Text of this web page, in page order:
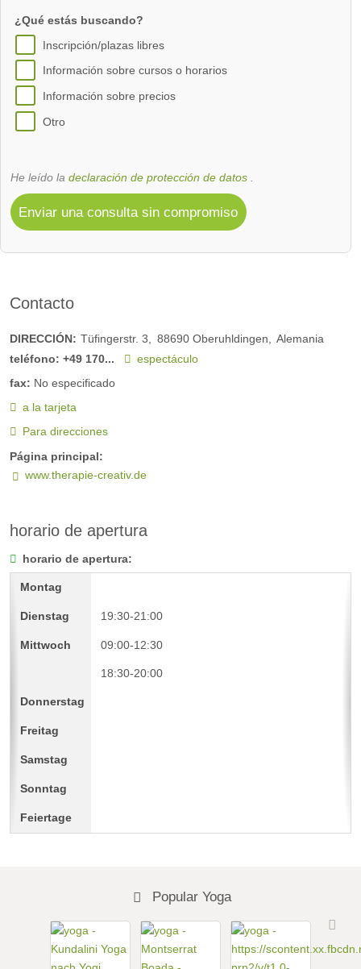
¿Qué estás buscando?
Inscripción/plazas libres
Información sobre cursos o horarios
Información sobre precios
Otro
He leído la declaración de protección de datos
Enviar una consulta sin compromiso
Contacto
DIRECCIÓN: Tüfingerstr. 3 88690 Oberuhldingen
Alemania
teléfono: +49 170...
espectáculo
fax: No especificado
a la tarjeta
Para direcciones
Página principal:
www.therapie-creativ.de
horario de apertura
horario de apertura:
19:30-21:00
09:00-12:30
18:30-20:00
Popular Yoga